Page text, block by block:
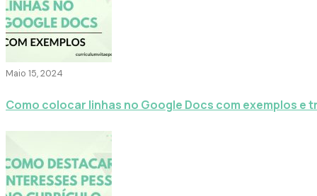
Maio 15, 2024
Como colocar linhas no Google Docs com exemplos e